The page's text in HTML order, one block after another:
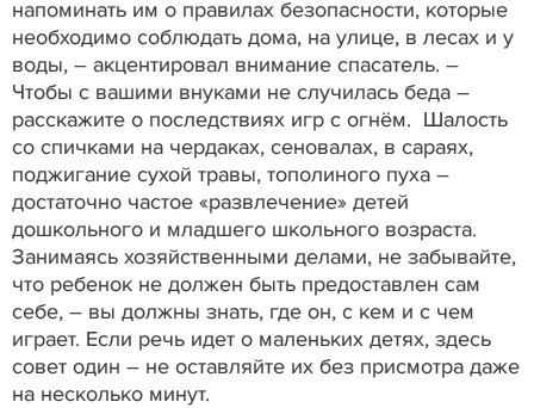
напоминать им о правилах безопасности, которые
необходимо соблюдать дома, на улице, в лесах и у
воды, – акцентировал внимание спасатель. –
Чтобы с вашими внуками не случилась беда –
расскажите о последствиях игр с огнём. Шалость
со спичками на чердаках, сеновалах, в сараях,
поджигание сухой травы, тополиного пуха –
достаточно частое «развлечение» детей
дошкольного и младшего школьного возраста.
Занимаясь хозяйственными делами, не забывайте,
что ребенок не должен быть предоставлен сам
себе, – вы должны знать, где он, с кем и с чем
играет. Если речь идет о маленьких детях, здесь
совет один – не оставляйте их без присмотра даже
на несколько минут.